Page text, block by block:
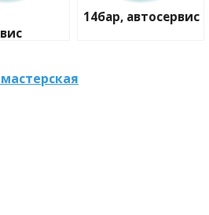
14бар, автосервис